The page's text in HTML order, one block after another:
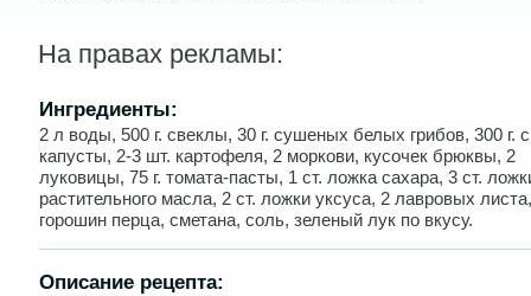
На правах рекламы:
Ингредиенты:
2 л воды, 500 г. свеклы, 30 г. сушеных белых грибов, 300 г.
капусты, 2-3 шт. картофеля, 2 моркови, кусочек брюквы, 2
луковицы, 75 г. томата-пасты, 1 ст. ложка сахара, 3 ст.
растительного масла, 2 ст. ложки уксуса, 2 лавровых
горошин перца, сметана, соль, зеленый лук по вкусу.
Описание рецепта: